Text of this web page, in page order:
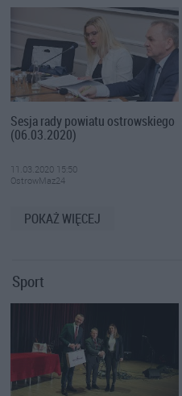
Sesja rady powiatu ostrowskiego
(06.03.2020)
11.03.2020 15:50
OstrowMaz24
POKAŻ WIĘCEJ
Sport